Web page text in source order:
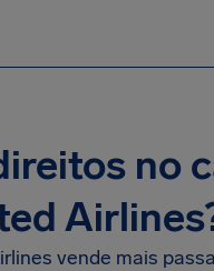
no
vende mais